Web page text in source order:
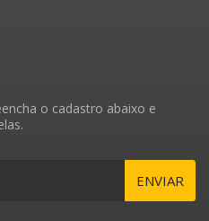
o cadastro abaixo e
ENVIAR